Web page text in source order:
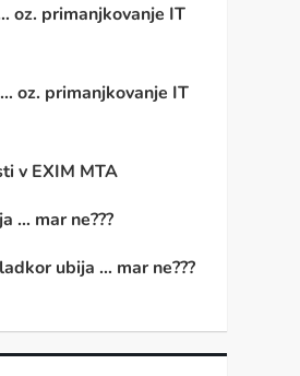
oz. primanjkovanje IT
oz. primanjkovanje IT
v EXIM MTA
… mar ne???
ubija … mar ne???